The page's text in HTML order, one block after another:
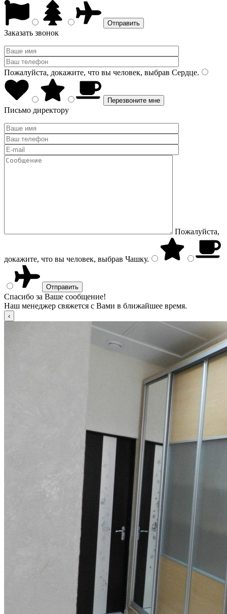
Заказать звонок
Пожалуйста, докажите, что вы человек, выбрав Сердце.
Письмо директору
Пожалуйста,
докажите, что вы человек, выбрав Чашку.
Спасибо за Ваше сообщение!
Наш менеджер свяжется с Вами в ближайшее время.